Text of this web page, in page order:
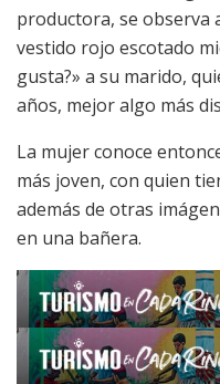
productora, se observa
vestido rojo escotado
gusta?» a su marido,
años, mejor algo más
La mujer conoce
más joven, con quien
además de otras
en una bañera.